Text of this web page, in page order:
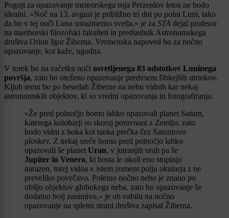
Pogoji za opazovanje meteorskega roja Perzeidov letos ne bodo
idealni. »Noč na 13. avgust je približno tri dni po polni Luni, tako
da bo v tej noči Luna sorazmerno svetla,« je za STA dejal profesor
na mariborski filozofski fakulteti in predsednik Astronomskega
društva Orion Igor Žiberna. Vremenska napoved bo za nočno
opazovanje, kot kaže, ugodna.
V torek bo na začetku noči osvetljenega 83 odstotkov Luninega
površja, zato bo oteženo opazovanje predvsem šibkejših utrinkov.
Kljub temu bo po besedah Žiberne na nebu vidnih kar nekaj
astronomskih objektov, ki so vredni opazovanja in fotografiranja.
»Že pred polnočjo bomo lahko opazovali planet Saturn,
katerega kolobarji so skoraj poravnani z Zemljo, zato
bodo vidni z boka kot tanka prečka čez Saturnovo
ploskev. Z nekaj sreče bomo pred polnočjo lahko
opazovali še planet Uran, v jutranjih urah pa še
Jupiter in Venero, ki bosta le okoli eno stopinjo
narazen, torej vidna v istem zornem polju okularja z ne
preveliko povečavo. Poletno nočno nebo je znano po
obilju objektov globokega neba, zato bo opazovanje še
dodatno bolj zanimivo,« je ob vabilu na nočno
opazovanje na spletni strani društva zapisal Žiberna.